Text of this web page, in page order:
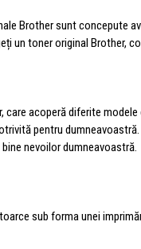
Brother sunt concepute
un toner original Brother,
acoperă diferite
pentru
nevoilor dumneavoastră.
sub forma unei